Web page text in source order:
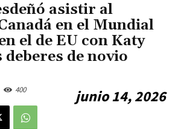
asistir al
en el Mundial
el de EU con Katy
deberes de novio
junio 14, 2026
400